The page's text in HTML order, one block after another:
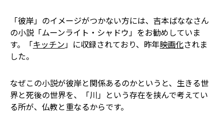
「彼岸」のイメージがつかない方には、吉本ばななさん
の小説「ムーンライト・シャドウ」をお勧めしていま
す。「キッチン」に収録されており、昨年映画化されま
した。
なぜこの小説が彼岸と関係あるのかというと、生きる世
界と死後の世界を、「川」という存在を挟んで考えてい
る所が、仏教と重なるからです。